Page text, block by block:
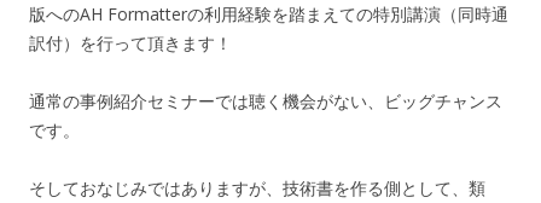
版へのAH Formatterの利用経験を踏まえての特別講演（同時通
訳付）を行って頂きます！
通常の事例紹介セミナーでは聴く機会がない、ビッグチャンス
です。
そしておなじみではありますが、技術書を作る側として、類